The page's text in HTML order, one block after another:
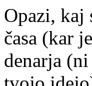
Opazi, kaj
časa (kar
denarja